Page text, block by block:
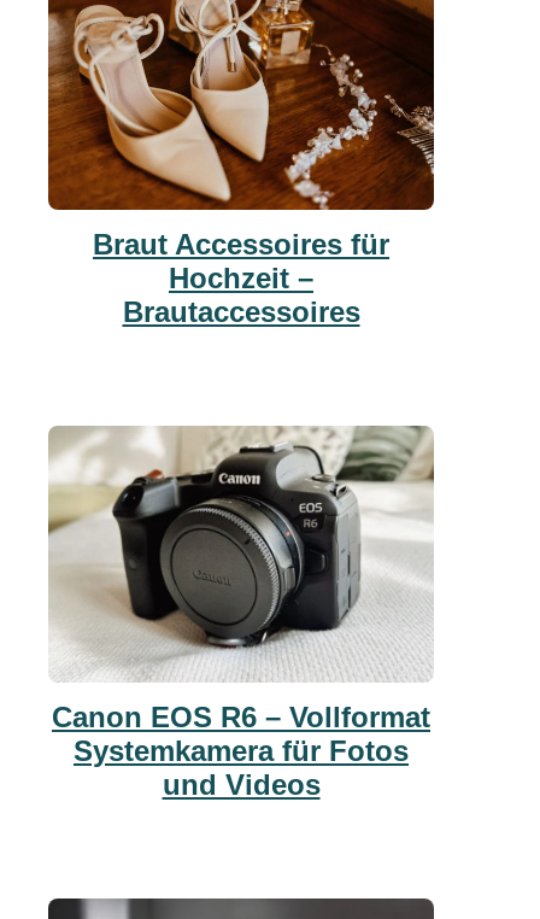
Braut Accessoires für
Hochzeit –
Brautaccessoires
Canon EOS R6 – Vollformat
Systemkamera für Fotos
und Videos